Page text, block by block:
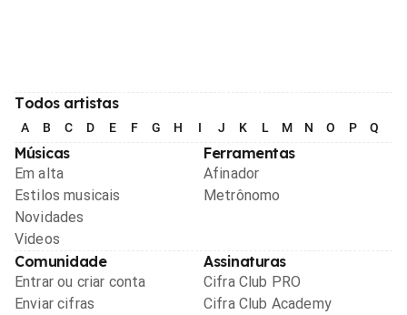
Todos artistas
A B C D E F G H I J K L M N O P Q
Músicas
Em alta
Estilos musicais
Novidades
Videos
Ferramentas
Afinador
Metrônomo
Comunidade
Entrar ou criar conta
Enviar cifras
Assinaturas
Cifra Club PRO
Cifra Club Academy